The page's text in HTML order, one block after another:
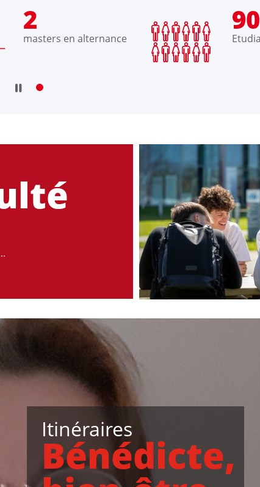
2
masters en alternance
Itinéraires
Bénédicte,